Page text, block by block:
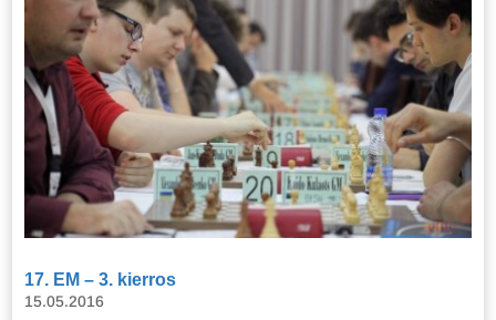
17. EM – 3. kierros
15.05.2016